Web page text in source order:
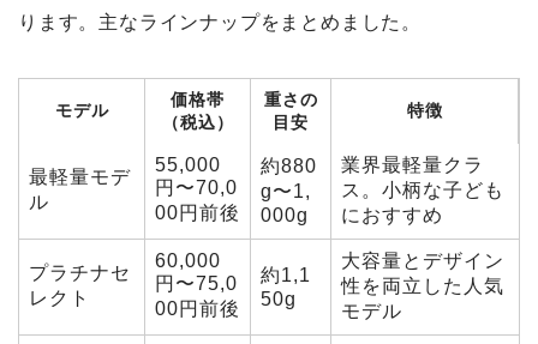
ります。主なラインナップをまとめました。
モデル
価格帯
（税込）
重さの
目安
特徴
最軽量モデ
ル
55,000
円〜70,0
00円前後
約880
g〜1,
000g
業界最軽量クラ
ス。小柄な子ども
におすすめ
プラチナセ
レクト
60,000
円〜75,0
00円前後
約1,1
50g
大容量とデザイン
性を両立した人気
モデル